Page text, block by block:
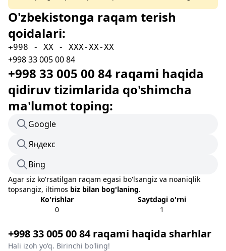
O'zbekistonga raqam terish
qoidalari:
+998 - XX - XXX-XX-XX
+998 33 005 00 84
+998 33 005 00 84 raqami haqida
qidiruv tizimlarida qo'shimcha
ma'lumot toping:
Google
Яндекс
Bing
Agar siz ko'rsatilgan raqam egasi bo'lsangiz va noaniqlik
topsangiz, iltimos biz bilan bog'laning.
Ko'rishlar
0
Saytdagi o'rni
1
+998 33 005 00 84 raqami haqida sharhlar
Hali izoh yo'q. Birinchi bo'ling!